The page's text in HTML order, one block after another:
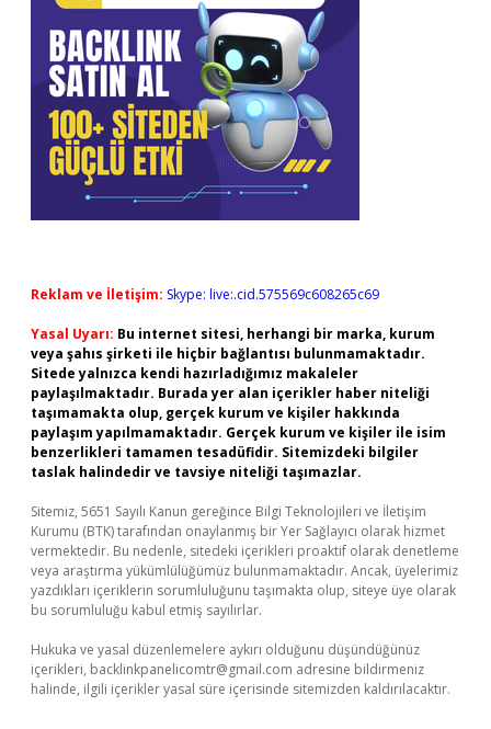
Reklam ve İletişim: Skype: live:.cid.575569c608265c69
Yasal Uyarı: Bu internet sitesi, herhangi bir marka, kurum
veya şahıs şirketi ile hiçbir bağlantısı bulunmamaktadır.
Sitede yalnızca kendi hazırladığımız makaleler
paylaşılmaktadır. Burada yer alan içerikler haber niteliği
taşımamakta olup, gerçek kurum ve kişiler hakkında
paylaşım yapılmamaktadır. Gerçek kurum ve kişiler ile isim
benzerlikleri tamamen tesadüfidir. Sitemizdeki bilgiler
taslak halindedir ve tavsiye niteliği taşımazlar.
Sitemiz, 5651 Sayılı Kanun gereğince Bilgi Teknolojileri ve İletişim
Kurumu (BTK) tarafından onaylanmış bir Yer Sağlayıcı olarak hizmet
vermektedir. Bu nedenle, sitedeki içerikleri proaktif olarak denetleme
veya araştırma yükümlülüğümüz bulunmamaktadır. Ancak, üyelerimiz
yazdıkları içeriklerin sorumluluğunu taşımakta olup, siteye üye olarak
bu sorumluluğu kabul etmiş sayılırlar.
Hukuka ve yasal düzenlemelere aykırı olduğunu düşündüğünüz
içerikleri, backlinkpanelicomtr@gmail.com adresine bildirmeniz
halinde, ilgili içerikler yasal süre içerisinde sitemizden kaldırılacaktır.